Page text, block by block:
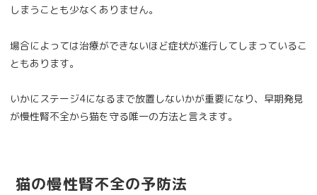
しまうことも少なくありません。
場合によっては治療ができないほど症状が進行してしまっているこ
ともあります。
いかにステージ4になるまで放置しないかが重要になり、早期発見
が慢性腎不全から猫を守る唯一の方法と言えます。
猫の慢性腎不全の予防法